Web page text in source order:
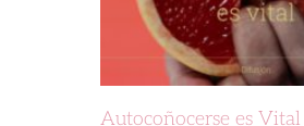
Autocoñocerse es Vital